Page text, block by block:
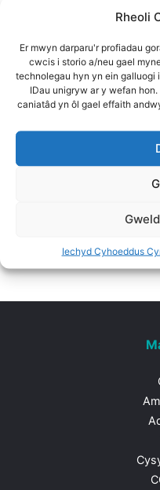
Rheoli
Er mwyn darparu'r profiadau
cwcis i storio a/neu gael
technolegau hyn yn ein galluogi
IDau unigryw ar y wefan
caniatâd yn ôl gael effaith
Iechyd Cyhoeddus
: Adam
Adroddiad -
Adroddiad -
Chwilio'r